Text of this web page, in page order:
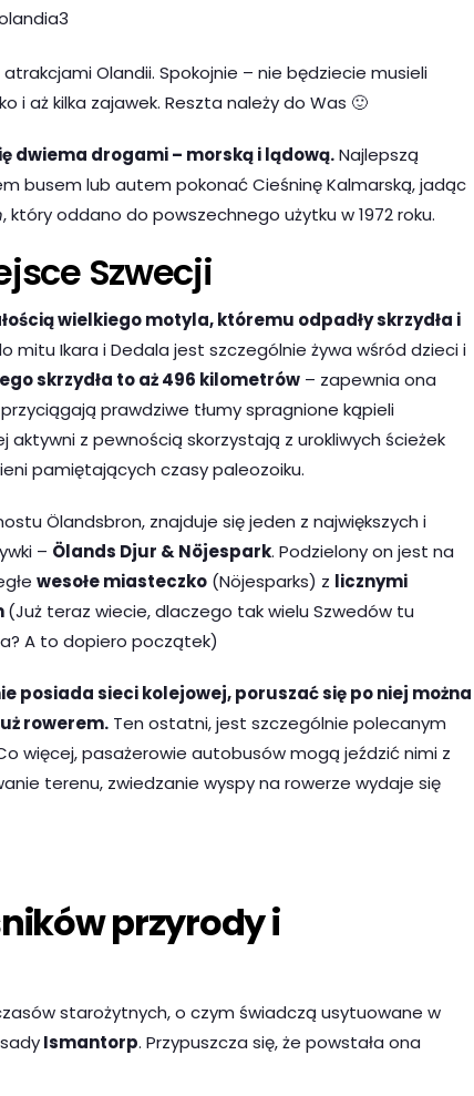
Olandii. Spokojnie – nie będziecie musieli
aż kilka zajawek. Reszta należy do Was 🙂
dwiema drogami – morską i lądową.Najlepszą
busem lub autem pokonać Cieśninę Kalmarską, jadąc
, który oddano do powszechnego użytku w 1972 roku.
Szwecji
wielkiego motyla, któremu odpadły skrzydła i
mitu Ikara i Dedala jest szczególnie żywa wśród dzieci i
skrzydła to aż 496 kilometrów – zapewnia ona
prawdziwe tłumy spragnione kąpieli
aktywni z pewnością skorzystają z urokliwych ścieżek
pamiętających czasy paleozoiku.
Ölandsbron, znajduje się jeden z największych i
– Ölands Djur & Nöjespark. Podzielony on jest na
wesołe miasteczko (Nöjesparks) z licznymi
(Już teraz wiecie, dlaczego tak wielu Szwedów tu
A to dopiero początek)
posiada sieci kolejowej, poruszać się po niej można
rowerem. Ten ostatni, jest szczególnie polecanym
więcej, pasażerowie autobusów mogą jeździć nimi z
terenu, zwiedzanie wyspy na rowerze wydaje się
przyrody i
starożytnych, o czym świadczą usytuowane w
Ismantorp. Przypuszcza się, że powstała ona